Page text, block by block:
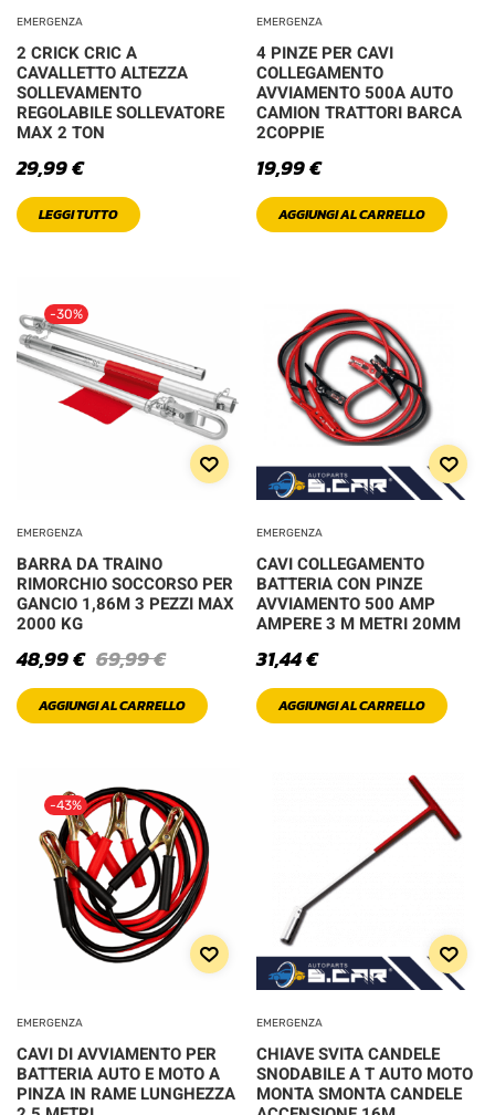
PRODOTTO
Black
Brown
Bue Violet
Orange
Pink
Red
Silver
White
L M
S
EMERGENZA
2 CRICK CRIC A
CAVALLETTO ALTEZZA
SOLLEVAMENTO
REGOLABILE SOLLEVATORE
MAX 2 TON
29,99€
LEGGI TUTTO
EMERGENZA
4 PINZE PER CAVI
COLLEGAMENTO
AVVIAMENTO 500A AUTO
CAMION TRATTORI BARCA
2COPPIE
19,99€
AGGIUNGI AL CARRELLO
-30%
EMERGENZA
BARRA DA TRAINO
RIMORCHIO SOCCORSO PER
GANCIO 1,86M 3 PEZZI MAX
2000 KG
69,99€
48,99€
AGGIUNGI AL CARRELLO
EMERGENZA
CAVI COLLEGAMENTO
BATTERIA CON PINZE
AVVIAMENTO 500 AMP
AMPERE 3 M METRI 20MM
31,44€
AGGIUNGI AL CARRELLO
-43%
EMERGENZA
CAVI DI AVVIAMENTO PER
BATTERIA AUTO E MOTO A
PINZA IN RAME LUNGHEZZA
EMERGENZA
CHIAVE SVITA CANDELE
SNODABILE A T AUTO MOTO
MONTA SMONTA CANDELE